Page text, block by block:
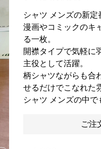
シャツ メンズの新定
漫画やコミックのキ
る一枚。
開襟タイプで気軽に
主役として活躍。
柄シャツながらも合
せるだけでこなれた
シャツ メンズの中で
ご注